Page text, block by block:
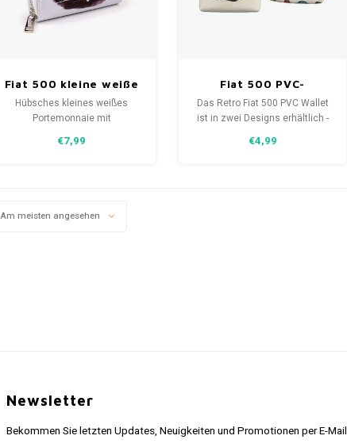
Fiat 500 kleine weiße
Brieftasche mit
Reißverschluss
Hübsches kleines weißes
Portemonnaie mit
weißen Fiat 500 mit einer
für Ihre Rucksack-Sammlung.
€7,99
Fiat 500 PVC-
Geldbörse
Das Retro Fiat 500 PVC Wallet
ist in zwei Designs erhältlich -
Single-Design mit Rot auf der
€4,99
Am meisten angesehen
Newsletter
Bekommen Sie letzten Updates, Neuigkeiten und Promotionen per E-Mail